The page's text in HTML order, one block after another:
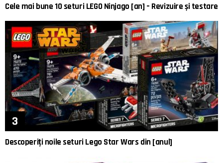
Cele mai bune 10 seturi LEGO Ninjago [an] – Revizuire și testare
Descoperiți noile seturi Lego Star Wars din [anul]